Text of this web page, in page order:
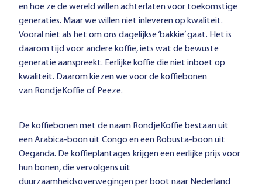
en hoe ze de wereld willen achterlaten voor toekomstige
generaties. Maar we willen niet inleveren op kwaliteit.
Vooral niet als het om ons dagelijkse ‘bakkie’ gaat. Het is
daarom tijd voor andere koffie, iets wat de bewuste
generatie aanspreekt. Eerlijke koffie die niet inboet op
kwaliteit. Daarom kiezen we voor de koffiebonen
van RondjeKoffie of Peeze.
De koffiebonen met de naam RondjeKoffie bestaan uit
een Arabica-boon uit Congo en een Robusta-boon uit
Oeganda. De koffieplantages krijgen een eerlijke prijs voor
hun bonen, die vervolgens uit
duurzaamheidsoverwegingen per boot naar Nederland